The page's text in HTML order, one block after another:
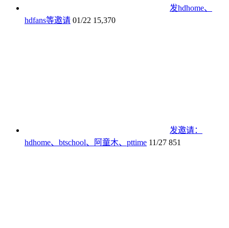
发hdhome、
hdfans等邀请 01/22 15,370
发邀请：
hdhome、btschool、阿童木、pttime 11/27 851